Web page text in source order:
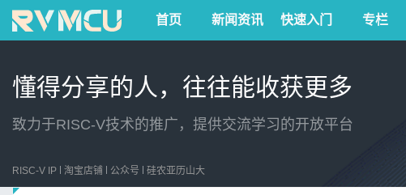
首页 新闻资讯 快速入门 专栏
懂得分享的人，往往能收获更多
致力于RISC-V技术的推广，提供交流学习的开放平台
RISC-V IP 淘宝店铺 公众号 硅农亚历山大